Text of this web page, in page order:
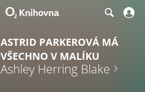
ASTRID PARKEROVÁ MÁ
VŠECHNO V MALÍKU
Ashley Herring Blake